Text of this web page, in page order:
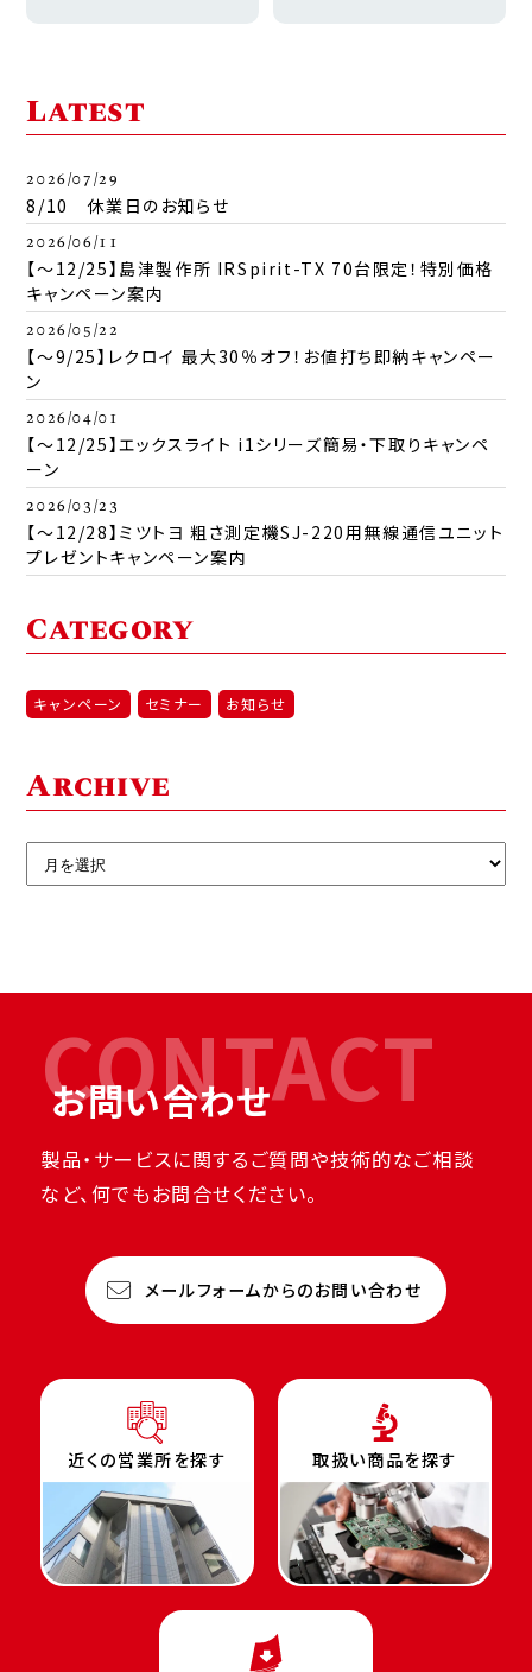
Latest
2026/07/29
8/10 休業日のお知らせ
2026/06/11
【～12/25】島津製作所 IRSpirit-TX 70台限定！特別価格
キャンペーン案内
2026/05/22
【～9/25】レクロイ 最大30％オフ！お値打ち即納キャンペー
ン
2026/04/01
【～12/25】エックスライト i1シリーズ簡易・下取りキャンペ
ーン
2026/03/23
【～12/28】ミツトヨ 粗さ測定機SJ-220用無線通信ユニット
プレゼントキャンペーン案内
Category
キャンペーン セミナー お知らせ
Archive
CONTACT
お問い合わせ
製品・サービスに関するご質問や技術的なご相談
など、何でもお問合せください。
メールフォームからのお問い合わせ
近くの営業所を探す 取扱い商品を探す